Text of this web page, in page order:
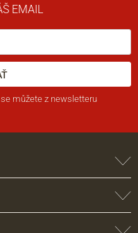
EMAIL
můžete z newsletteru